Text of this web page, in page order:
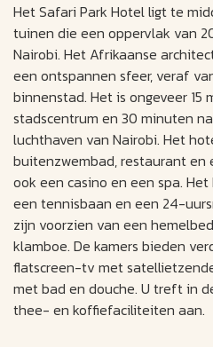
Het Safari Park Hotel ligt te
tuinen die een oppervlak van
Nairobi. Het Afrikaanse
een ontspannen sfeer, veraf
binnenstad. Het is ongeveer
stadscentrum en 30 minuten
luchthaven van Nairobi. Het
buitenzwembad, restaurant
ook een casino en een spa.
een tennisbaan en een 24-
zijn voorzien van een
klamboe. De kamers bieden
flatscreen-tv met
met bad en douche. U treft in
thee- en koffiefaciliteiten aan.